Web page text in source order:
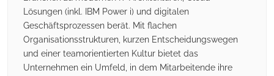
Lösungen (inkl. IBM Power i) und digitalen
Geschäftsprozessen berät. Mit flachen
Organisationsstrukturen, kurzen Entscheidungswegen
und einer teamorientierten Kultur bietet das
Unternehmen ein Umfeld, in dem Mitarbeitende ihre